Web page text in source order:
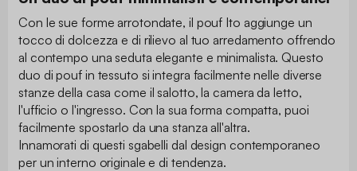
Con le sue forme arrotondate, il pouf Ito aggiunge un
tocco di dolcezza e di rilievo al tuo arredamento offrendo
al contempo una seduta elegante e minimalista. Questo
duo di pouf in tessuto si integra facilmente nelle diverse
stanze della casa come il salotto, la camera da letto,
l'ufficio o l'ingresso. Con la sua forma compatta, puoi
facilmente spostarlo da una stanza all'altra.
Innamorati di questi sgabelli dal design contemporaneo
per un interno originale e di tendenza.